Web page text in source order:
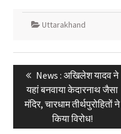
Uttarakhand
navigation
Previous
post:
News : अखिलेश यादव ने
यहां बनवाया केदारनाथ जैसा
मंदिर, चारधाम तीर्थपुरोहितों ने
किया विरोध!